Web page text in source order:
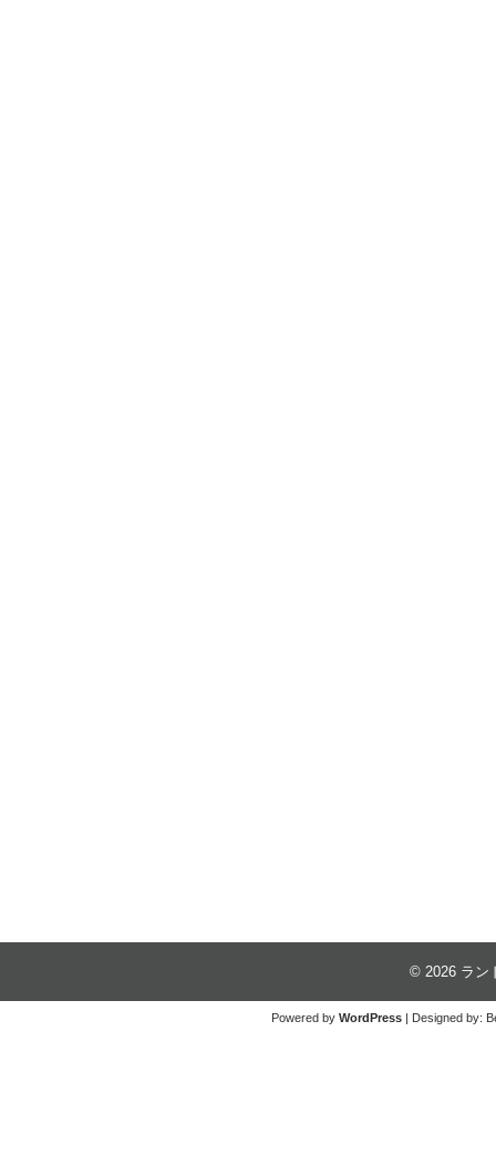
© 2026 ラン
Powered by WordPress| Designed by: